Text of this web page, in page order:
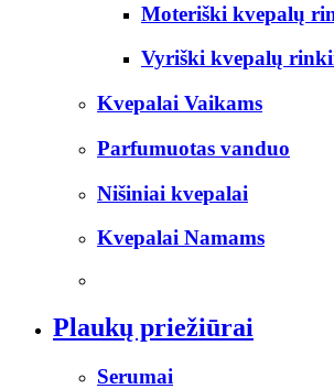
Moteriški kvepalų
Vyriški kvepalų
Kvepalai Vaikams
Parfumuotas vanduo
Nišiniai kvepalai
Kvepalai Namams
Plaukų priežiūrai
Serumai